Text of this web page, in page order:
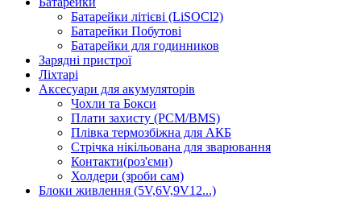
Батарейки літієві (LiSOCl2)
Батарейки Побутові
Батарейки для годинников
Зарядні пристрої
Ліхтарі
Аксесуари для акумуляторів
Чохли та Бокси
Плати захисту (PCM/BMS)
Плівка термозбіжна для АКБ
Стрічка нікільована для зварювання
Контакти(роз'єми)
Холдери (зроби сам)
Блоки живлення (5V,6V,9V12...)